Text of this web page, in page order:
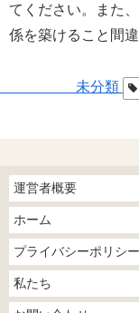
てください。また
係を築けること間違
未分類
運営者概要
ホーム
プライバシーポリシー
私たち